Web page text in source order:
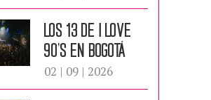
LOS 13 DE I LOVE
90’S EN BOGOTÁ
02 | 09 | 2026